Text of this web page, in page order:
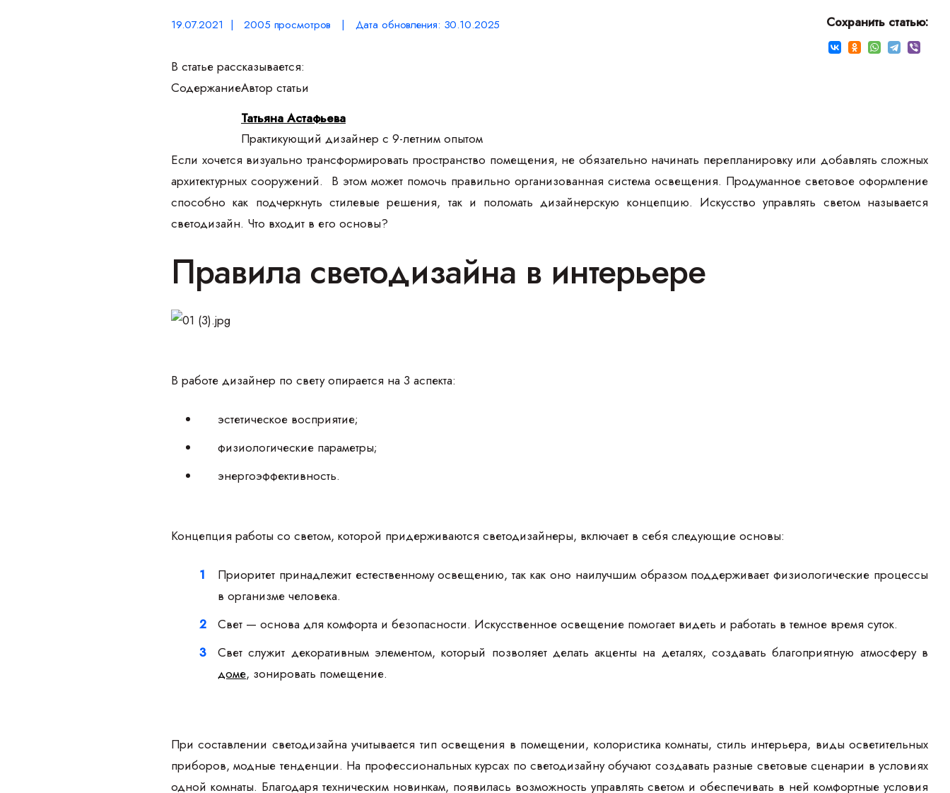
19.07.2021 | 2005 просмотров | Дата обновления: 30.10.2025 Сохранить статью:
В статье рассказывается:
СодержаниеАвтор статьи
Татьяна Астафьева
Практикующий дизайнер с 9-летним опытом
Если хочется визуально трансформировать пространство помещения, не обязательно начинать перепланировку или добавлять сложных
архитектурных сооружений. В этом может помочь правильно организованная система освещения. Продуманное световое оформление
способно как подчеркнуть стилевые решения, так и поломать дизайнерскую концепцию. Искусство управлять светом называется
светодизайн. Что входит в его основы?
Правила светодизайна в интерьере
В работе дизайнер по свету опирается на 3 аспекта:
эстетическое восприятие;
физиологические параметры;
энергоэффективность.
Концепция работы со светом, которой придерживаются светодизайнеры, включает в себя следующие основы:
Приоритет принадлежит естественному освещению, так как оно наилучшим образом поддерживает физиологические процессы
в организме человека.
Свет — основа для комфорта и безопасности. Искусственное освещение помогает видеть и работать в темное время суток.
Свет служит декоративным элементом, который позволяет делать акценты на деталях, создавать благоприятную атмосферу в
доме, зонировать помещение.
При составлении светодизайна учитывается тип освещения в помещении, колористика комнаты, стиль интерьера, виды осветительных
приборов, модные тенденции. На профессиональных курсах по светодизайну обучают создавать разные световые сценарии в условиях
одной комнаты. Благодаря техническим новинкам, появилась возможность управлять светом и обеспечивать в ней комфортные условия